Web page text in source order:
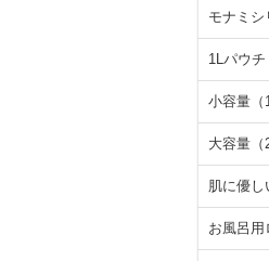
モナミシ
1Lパウチ
小容量（
大容量（
肌に優し
お風呂用